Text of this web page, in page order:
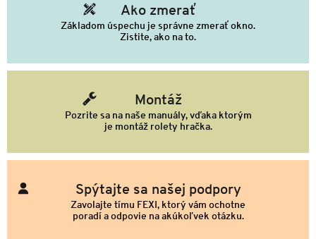
Ako zmerať
Základom úspechu je správne zmerať okno.
Zistite, ako na to.
Montáž
Pozrite sa na naše manuály, vďaka ktorým
je montáž rolety hračka.
Spýtajte sa našej podpory
Zavolajte tímu FEXI, ktorý vám ochotne
poradí a odpovie na akúkoľvek otázku.